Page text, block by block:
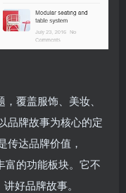
覆盖服饰、美妆、
品牌故事为核心的定
传达品牌价值，
富的功能板块。它不
好品牌故事。